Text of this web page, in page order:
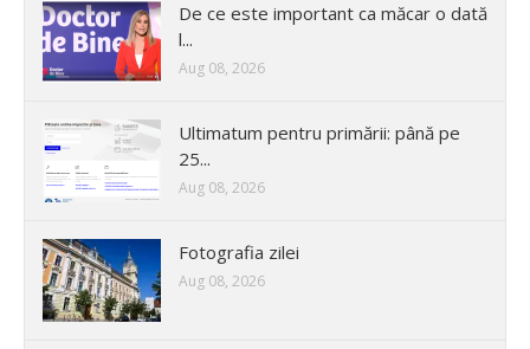
De ce este important ca măcar o dată
l...
Aug 08, 2026
Ultimatum pentru primării: până pe
25...
Aug 08, 2026
Fotografia zilei
Aug 08, 2026